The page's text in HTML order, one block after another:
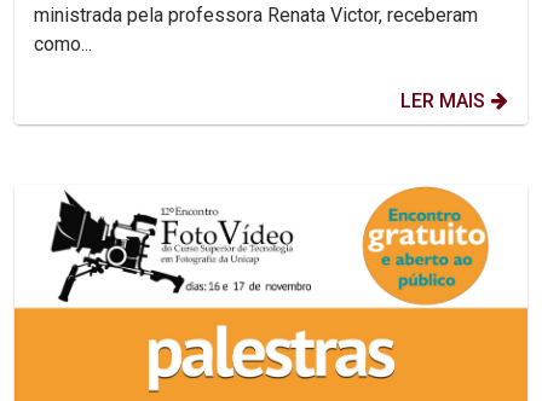
ministrada pela professora Renata Victor, receberam
como...
LER MAIS